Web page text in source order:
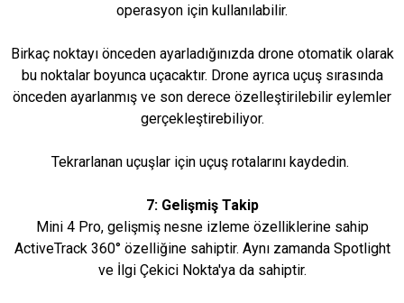
operasyon için kullanılabilir.
Birkaç noktayı önceden ayarladığınızda drone otomatik olarak
bu noktalar boyunca uçacaktır. Drone ayrıca uçuş sırasında
önceden ayarlanmış ve son derece özelleştirilebilir eylemler
gerçekleştirebiliyor.
Tekrarlanan uçuşlar için uçuş rotalarını kaydedin.
7: Gelişmiş Takip
Mini 4 Pro, gelişmiş nesne izleme özelliklerine sahip
ActiveTrack 360° özelliğine sahiptir. Aynı zamanda Spotlight
ve İlgi Çekici Nokta'ya da sahiptir.